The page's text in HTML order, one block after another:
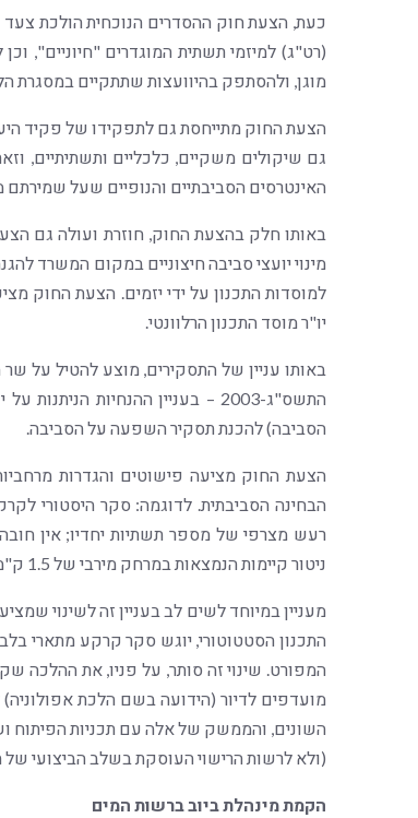
כעת, הצעת חוק ההסדרים הנוכחית הולכת
(רט"ג) למיזמי תשתית המוגדרים "חיוניים",
מוגן, ולהסתפק בהיוועצות שתתקיים במסגרת
הצעת החוק מתייחסת גם לתפקידו של פקיד
גם שיקולים משקיים, כלכליים ותשתיתיים,
האינטרסים הסביבתיים והנופיים שעל
באותו חלק בהצעת החוק, חוזרת ועולה גם
מינוי יועצי סביבה חיצוניים במקום המשרד
למוסדות התכנון על ידי יזמים. הצעת החוק
יו"ר מוסד התכנון הרלוונטי.
באותו עניין של התסקירים, מוצע להטיל על
התשס"ג-2003 – בעניין ההנחיות
הסביבה) להכנת תסקיר השפעה על הסביבה.
הצעת החוק מציעה פישוטים והגדרות
רעש מצרפי של מספר תשתיות יחדיו; אין חובה
ניטור קיימות הנמצאות במרחק מירבי של 1.5 ק"מ מהקו הכחול וכן הלאה.
מעניין במיוחד לשים לב בעניין זה לשינוי
התכנון הסטטוטורי, יוגש סקר קרקע מתארי
מועדפים לדיור (הידועה בשם הלכת אפולוניה)
השונים, והממשק של אלה עם תכניות הפיתוח
(ולא לרשות הרישוי העוסקת בשלב הביצועי של
הקמת מינהלת ביוב ברשות המים